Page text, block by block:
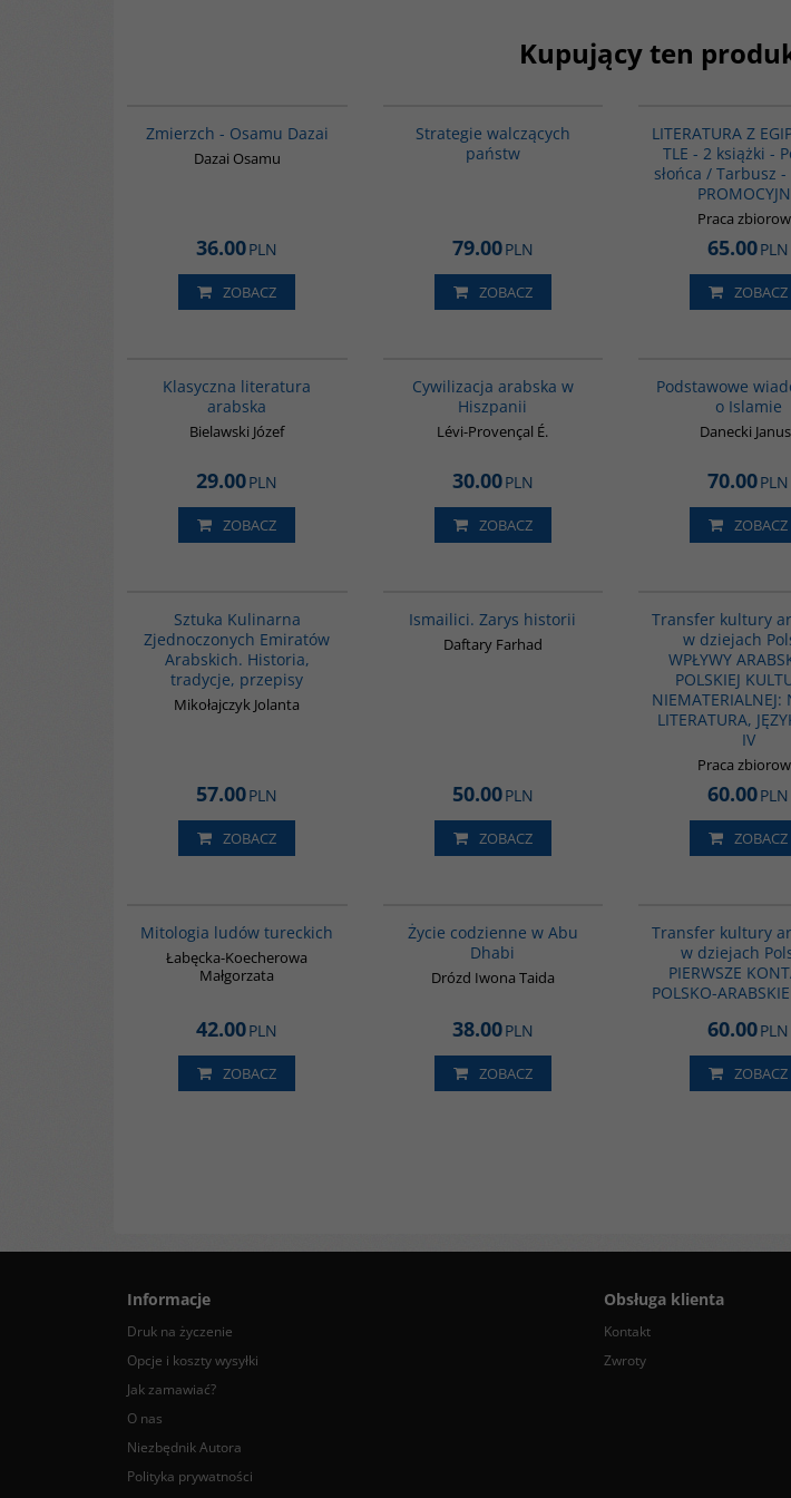
Kupujący ten
Zmierzch - Osamu Dazai
Dazai Osamu
36.00PLN
ZOBACZ
Strategie walczących
państw
79.00PLN
ZOBACZ
LITERATURA Z
TLE - 2 książki -
słońca / Tarbusz -
Praca
65.00PLN
ZOBACZ
Klasyczna literatura
arabska
Bielawski Józef
29.00PLN
ZOBACZ
Cywilizacja arabska w
Hiszpanii
Lévi-Provençal É.
30.00PLN
ZOBACZ
Podstawowe
o Islamie
Danecki
70.00PLN
ZOBACZ
Sztuka Kulinarna
Zjednoczonych Emiratów
Arabskich. Historia,
tradycje, przepisy
Mikołajczyk Jolanta
57.00PLN
ZOBACZ
Ismailici. Zarys historii
Daftary Farhad
50.00PLN
ZOBACZ
Transfer kultury
w dziejach
WPŁYWY
POLSKIEJ
NIEMATERIALNEJ:
LITERATURA,
IV
Praca
60.00PLN
ZOBACZ
Mitologia ludów tureckich
Łabęcka-Koecherowa
Małgorzata
42.00PLN
ZOBACZ
Życie codzienne w Abu
Dhabi
Drózd Iwona Taida
38.00PLN
ZOBACZ
Transfer kultury
w dziejach
PIERWSZE
POLSKO-
60.00PLN
ZOBACZ
Informacje
Druk na życzenie
Opcje i koszty wysyłki
Jak zamawiać?
O nas
Niezbędnik Autora
Polityka prywatności
Obsługa klienta
Kontakt
Zwroty